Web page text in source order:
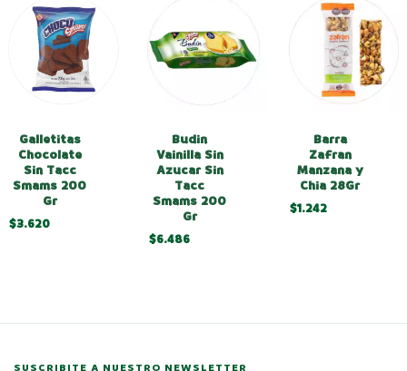
Galletitas
Chocolate
Sin Tacc
Smams 200
Gr
$3.620
Budin
Vainilla Sin
Azucar Sin
Tacc
Smams 200
Gr
$6.486
Barra
Zafran
Manzana y
Chia 28Gr
$1.242
SUSCRIBITE A NUESTRO NEWSLETTER